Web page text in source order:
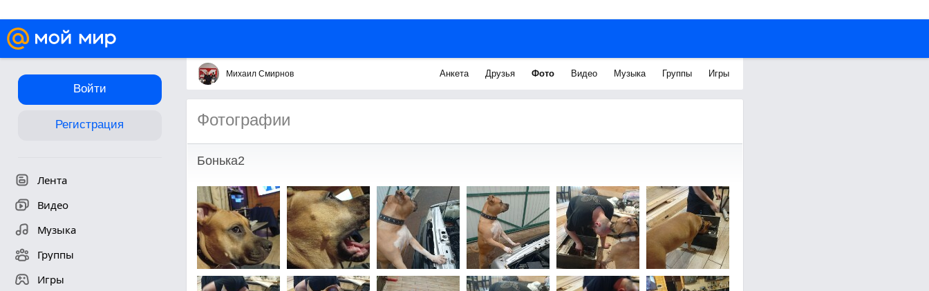
Войти
Регистрация
Лента
Видео
Музыка
Группы
Игры
Михаил Смирнов Анкета Друзья Фото Видео Музыка Группы Игры
Фотографии
Бонька2